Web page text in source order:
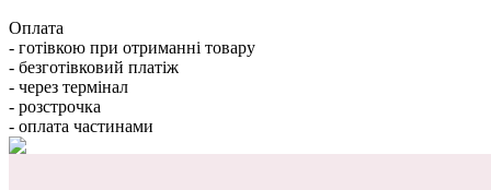
Оплата
- готівкою при отриманні товару
- безготівковий платіж
- через термінал
- розстрочка
- оплата частинами